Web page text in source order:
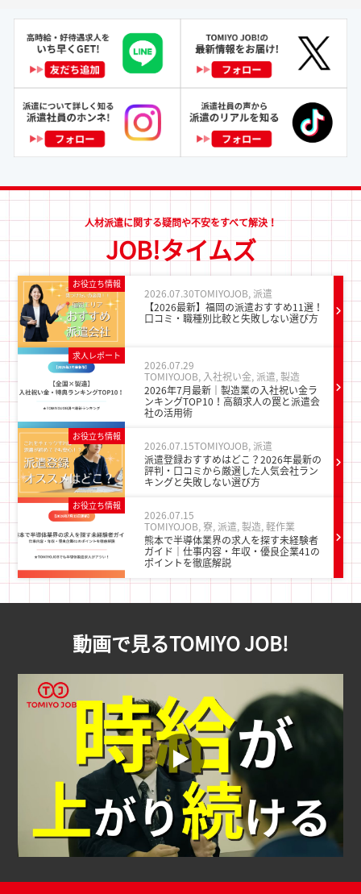
人材派遣に関する疑問や不安をすべて解決！
JOB!タイムズ
お役立ち情報
2026.07.30TOMIYOJOB, 派遣
【2026最新】福岡の派遣おすすめ11選！
口コミ・職種別比較と失敗しない選び方
求人レポート
2026.07.29
TOMIYOJOB, 入社祝い金, 派遣, 製造
2026年7月最新｜製造業の入社祝い金ラ
ンキングTOP10！高額求人の罠と派遣会
社の活用術
お役立ち情報
2026.07.15TOMIYOJOB, 派遣
派遣登録おすすめはどこ？2026年最新の
評判・口コミから厳選した人気会社ラン
キングと失敗しない選び方
お役立ち情報
2026.07.15
TOMIYOJOB, 寮, 派遣, 製造,軽作業
熊本で半導体業界の求人を探す未経験者
ガイド｜仕事内容・年収・優良企業41の
ポイントを徹底解説
動画で見るTOMIYO JOB!
▶